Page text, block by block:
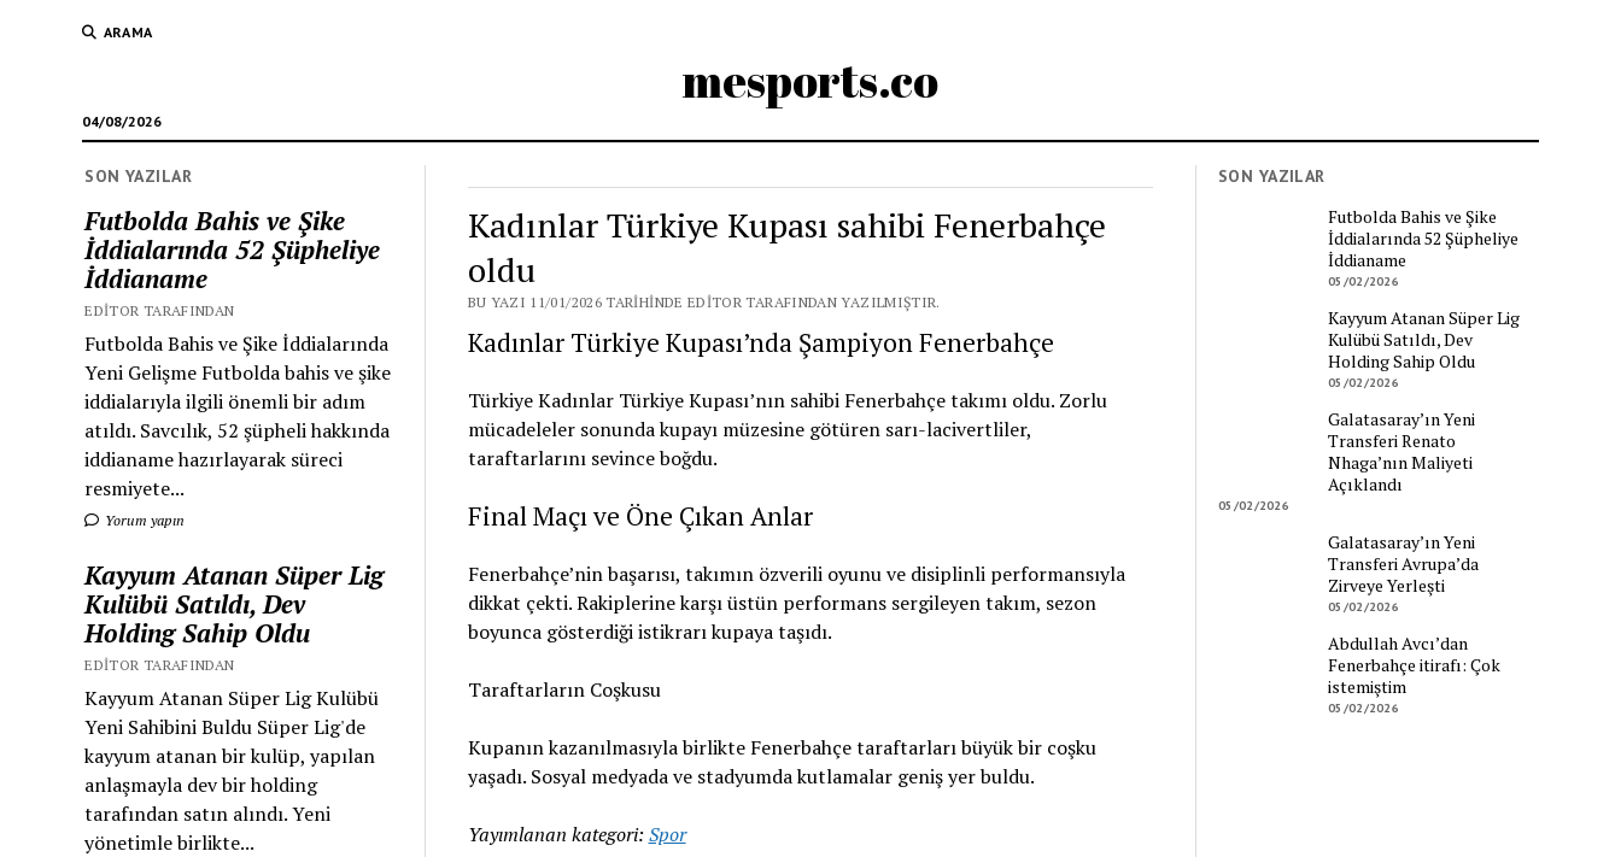
ARAMA
mesports.co
04/08/2026
SON YAZILAR
Futbolda Bahis ve Şike
İddialarında 52 Şüpheliye
İddianame
EDITOR TARAFINDAN
Futbolda Bahis ve Şike İddialarında
Yeni Gelişme Futbolda bahis ve şike
iddialarıyla ilgili önemli bir adım
atıldı. Savcılık, 52 şüpheli hakkında
iddianame hazırlayarak süreci
resmiyete...
Yorum yapın
Kayyum Atanan Süper Lig
Kulübü Satıldı, Dev
Holding Sahip Oldu
EDITOR TARAFINDAN
Kayyum Atanan Süper Lig Kulübü
Yeni Sahibini Buldu Süper Lig'de
kayyum atanan bir kulüp, yapılan
anlaşmayla dev bir holding
tarafından satın alındı. Yeni
yönetimle birlikte...
Kadınlar Türkiye Kupası sahibi Fenerbahçe
oldu
BU YAZI 11/01/2026 TARIHINDE EDITOR TARAFINDAN YAZILMIŞTIR.
Kadınlar Türkiye Kupası’nda Şampiyon Fenerbahçe
Türkiye Kadınlar Türkiye Kupası’nın sahibi Fenerbahçe takımı oldu. Zorlu
mücadeleler sonunda kupayı müzesine götüren sarı-lacivertliler,
taraftarlarını sevince boğdu.
Final Maçı ve Öne Çıkan Anlar
Fenerbahçe’nin başarısı, takımın özverili oyunu ve disiplinli performansıyla
dikkat çekti. Rakiplerine karşı üstün performans sergileyen takım, sezon
boyunca gösterdiği istikrarı kupaya taşıdı.
Taraftarların Coşkusu
Kupanın kazanılmasıyla birlikte Fenerbahçe taraftarları büyük bir coşku
yaşadı. Sosyal medyada ve stadyumda kutlamalar geniş yer buldu.
Yayımlanan kategori: Spor
SON YAZILAR
Futbolda Bahis ve Şike
İddialarında 52 Şüpheliye
İddianame
05/02/2026
Kayyum Atanan Süper Lig
Kulübü Satıldı, Dev
Holding Sahip Oldu
05/02/2026
Galatasaray’ın Yeni
Transferi Renato
Nhaga’nın Maliyeti
Açıklandı
05/02/2026
Galatasaray’ın Yeni
Transferi Avrupa’da
Zirveye Yerleşti
05/02/2026
Abdullah Avcı’dan
Fenerbahçe itirafı: Çok
istemiştim
05/02/2026